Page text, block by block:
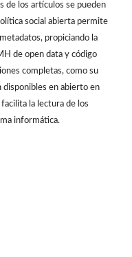
de los artículos se pueden
social abierta permite
propiciando la
de open data y código
completas, como su
en abierto en
la lectura de los
informática.